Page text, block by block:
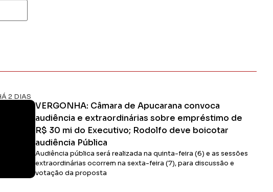
2 DIAS
VERGONHA: Câmara de Apucarana convoca
audiência e extraordinárias sobre empréstimo de
R$ 30 mi do Executivo; Rodolfo deve boicotar
audiência Pública
Audiência pública será realizada na quinta-feira (6) e as sessões
extraordinárias ocorrem na sexta-feira (7), para discussão e
votação da proposta